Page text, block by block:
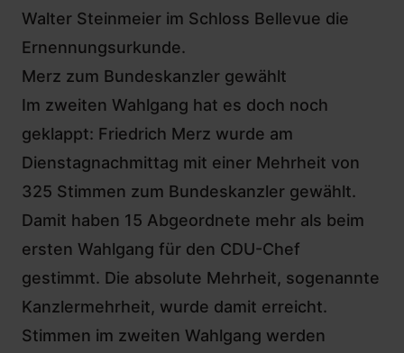
Walter Steinmeier im Schloss Bellevue die
Ernennungsurkunde.
Merz zum Bundeskanzler gewählt
Im zweiten Wahlgang hat es doch noch
geklappt: Friedrich Merz wurde am
Dienstagnachmittag mit einer Mehrheit von
325 Stimmen zum Bundeskanzler gewählt.
Damit haben 15 Abgeordnete mehr als beim
ersten Wahlgang für den CDU-Chef
gestimmt. Die absolute Mehrheit, sogenannte
Kanzlermehrheit, wurde damit erreicht.
Stimmen im zweiten Wahlgang werden